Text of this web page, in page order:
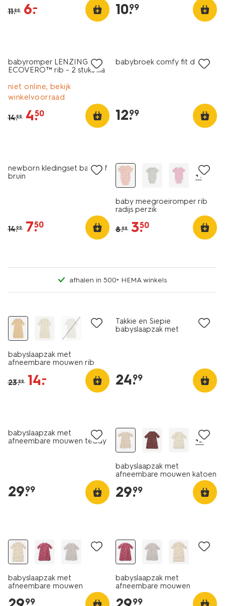
11.99 6.
– 10.
99
babyromper LENZING™
ECOVERO™ rib - 2 stuks lila
niet online, bekijk
winkelvoorraad
14.99 4.
50
babybroek comfy fit denim
12.
99
newborn kledingset badstof
bruin
14.99 7.
50
+1
baby meegroeiromper rib
radijs perzik
8.99 3.
50
afhalen in 500+ HEMA winkels
babyslaapzak met
afneembare mouwen rib
23.99 14.
–
Takkie en Siepie
babyslaapzak met
24.
99
babyslaapzak met
afneembare mouwen teddy
29.
99
+2
babyslaapzak met
afneembare mouwen katoen
29.
99
babyslaapzak met
afneembare mouwen
velours 3tog beren naturel
99
babyslaapzak met
afneembare mouwen
donkerroze
99